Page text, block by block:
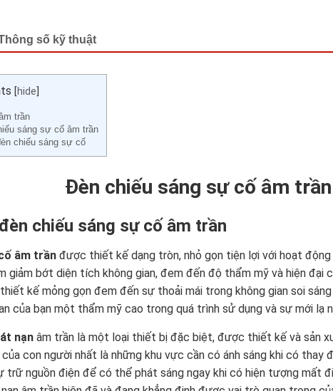
số kỹ thuật
[hide
trần
sáng sự cố âm trần
chiếu sáng sự cố
Đèn chiếu sáng sự cố âm trần
chiếu sáng sự cố âm trần
âm trầnđược thiết kế dạng tròn, nhỏ gọn tiện lợi với hoạt động
giảm bớt diện tích không gian, đem đến độ thẩm mỹ và hiện đại
kế mỏng gọn đem đến sự thoải mái trong không gian soi
của bạn một thẩm mỹ cao trong quá trình sử dụng và sự mới lạ
nạnâm trần là một loại thiết bị đặc biệt, được thiết kế và sản
con người nhất là những khu vực cần có ánh sáng khi có thay
trữ nguồn điện để có thể phát sáng ngay khi có hiện tượng mất